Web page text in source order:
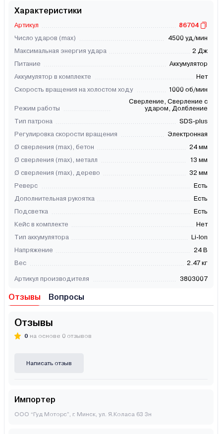
Характеристики
Артикул
86704
Число ударов (max)
4500 уд/мин
Максимальная энергия удара
2 Дж
Питание
Аккумулятор
Аккумулятор в комплекте
Нет
Скорость вращения на холостом ходу
1000 об/мин
Режим работы
Сверление, Сверление с
ударом, Долбление
Тип патрона
SDS-plus
Регулировка скорости вращения
Электронная
Ø сверления (max), бетон
24 мм
Ø сверления (max), металл
13 мм
Ø сверления (max), дерево
32 мм
Реверс
Есть
Дополнительная рукоятка
Есть
Подсветка
Есть
Кейс в комплекте
Нет
Тип аккумулятора
Li-Ion
Напряжение
24 В
Вес
2.47 кг
Артикул производителя 3803007
Отзывы Вопросы
Отзывы
0 на основе 0 отзывов
Написать отзыв
Импортер
ООО “Гуд Моторс”, г. Минск, ул. Я.Коласа 63 3н